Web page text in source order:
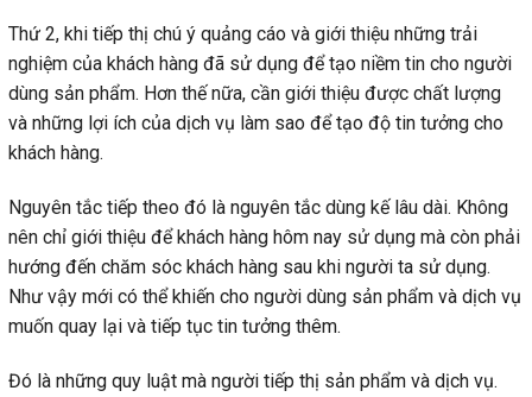
Thứ 2, khi tiếp thị chú ý quảng cáo và giới thiệu những trải
nghiệm của khách hàng đã sử dụng để tạo niềm tin cho người
dùng sản phẩm. Hơn thế nữa, cần giới thiệu được chất lượng
và những lợi ích của dịch vụ làm sao để tạo độ tin tưởng cho
khách hàng.
Nguyên tắc tiếp theo đó là nguyên tắc dùng kế lâu dài. Không
nên chỉ giới thiệu để khách hàng hôm nay sử dụng mà còn phải
hướng đến chăm sóc khách hàng sau khi người ta sử dụng.
Như vậy mới có thể khiến cho người dùng sản phẩm và dịch vụ
muốn quay lại và tiếp tục tin tưởng thêm.
Đó là những quy luật mà người tiếp thị sản phẩm và dịch vụ.